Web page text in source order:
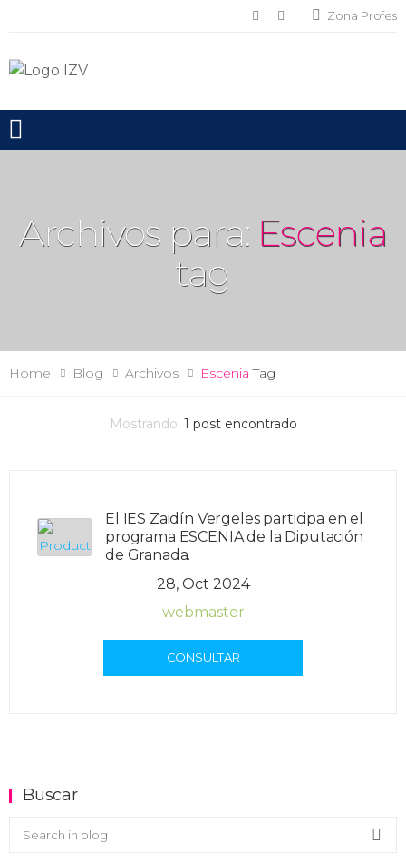
Zona Profes
Toggle mobile menu
Archivos para: Escenia
tag
Home Blog Archivos Escenia Tag
Mostrando: 1 post encontrado
El IES Zaidín Vergeles participa en el
programa ESCENIA de la Diputación
de Granada.
28, Oct 2024
webmaster
CONSULTAR
Buscar
Buscar en el blog